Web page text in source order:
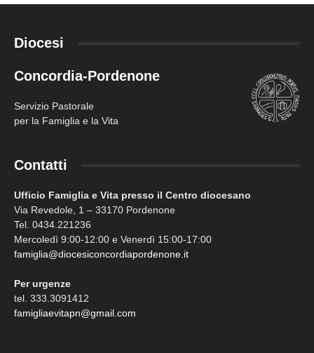
Diocesi
Concordia-Pordenone
Servizio Pastorale
per la Famiglia e la Vita
Contatti
Ufficio Famiglia e Vita presso il Centro diocesano
Via Revedole, 1 – 33170 Pordenone
Tel. 0434.221236
Mercoledì 9:00-12:00 e Venerdì 15:00-17:00
famiglia@diocesiconcordiapordenone.it
Per urgenze
tel. 333.3091412
famigliaevitapn@gmail.com